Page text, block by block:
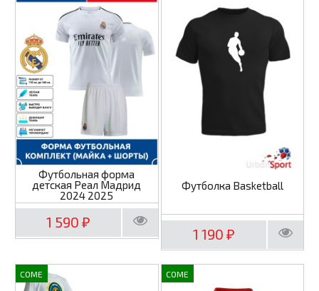
Футбольная форма
детская Реал Мадрид
2024 2025
1 590 ₽
Футболка Basketball
1 190 ₽
COME COME